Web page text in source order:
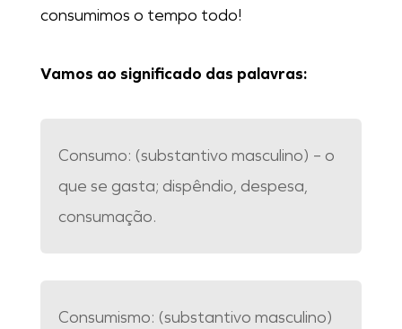
consumimos o tempo todo!
Vamos ao significado das palavras:
Consumo: (substantivo masculino) – o
que se gasta; dispêndio, despesa,
consumação.
Consumismo: (substantivo masculino)